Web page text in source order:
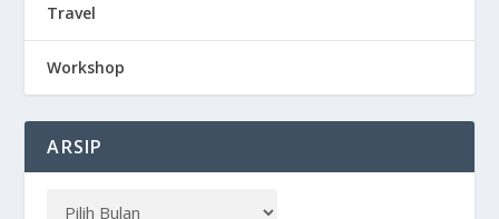
Travel
Workshop
ARSIP